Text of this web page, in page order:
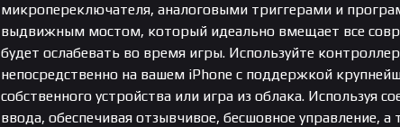
микропереключателя, аналоговыми триггерами и
выдвижным мостом, который идеально вмещает все
будет ослабевать во время игры. Используйте
непосредственно на вашем iPhone с поддержкой
собственного устройства или игра из облака. Используя
ввода, обеспечивая отзывчивое, бесшовное управление,